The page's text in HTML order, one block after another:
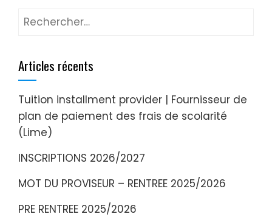
Articles récents
Tuition installment provider | Fournisseur de
plan de paiement des frais de scolarité
(Lime)
INSCRIPTIONS 2026/2027
MOT DU PROVISEUR – RENTREE 2025/2026
PRE RENTREE 2025/2026